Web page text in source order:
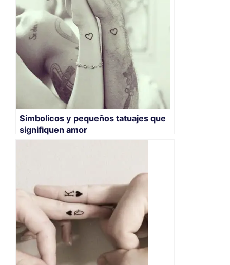
Simbolicos y pequeños tatuajes que
signifiquen amor